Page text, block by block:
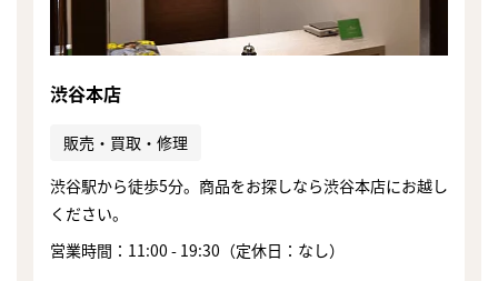
渋谷本店
販売・買取・修理
渋谷駅から徒歩5分。商品をお探しなら渋谷本店にお越し
ください。
営業時間：11:00 - 19:30（定休日：なし）